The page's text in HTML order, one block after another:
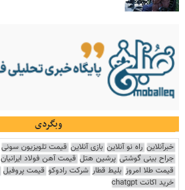
وبگردی
خبرآنلاین راه نو آنلاین بازی آنلاین قیمت تلویزیون سونی
جراح بینی گوشتی پرشین هتل قیمت آهن فولاد ایرانیان
قیمت طلا امروز بلیط قطار شرکت رادوکو قیمت پروفیل
خرید اکانت chatgpt